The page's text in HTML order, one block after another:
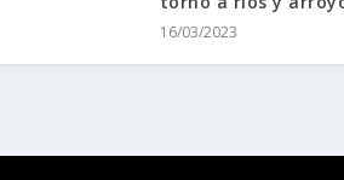
16/03/2023